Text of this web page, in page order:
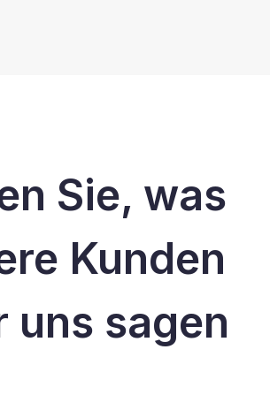
Sie, was
Kunden
uns sagen